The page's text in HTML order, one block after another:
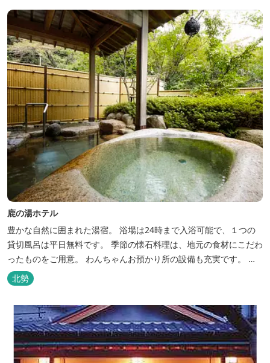
シカルな雰囲気でみなさまに好評をいただいております。夕食は部
屋食の為、お子様連れやカッ...
鹿の湯ホテル
豊かな自然に囲まれた湯宿。 浴場は24時まで入浴可能で、１つの
貸切風呂は平日無料です。 季節の懐石料理は、地元の食材にこだわ
ったものをご用意。 わんちゃんお預かり所の設備も充実です。 女
将手作りのお酢とカモシカソフトが人気です。 お食事処と大浴場の
脱衣所に最新の高機能換気設備を導入いたしました。
北勢